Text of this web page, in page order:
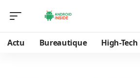
Actu Bureautique High-Tech